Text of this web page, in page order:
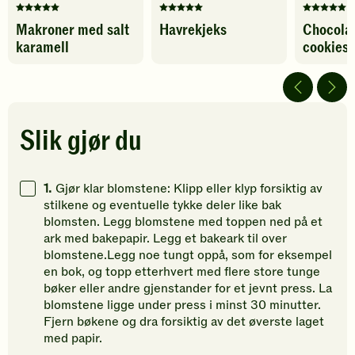
Denne
oppskriften
har
stjerner.
Klikk
å
gi
vurdering.
Makroner med salt
karamell
Denne
oppskriften
gi
din
vurdering.
Havrekjeks
Denne
har
5
av
gi
din
cookies
Slik gjør du
1. Gjør klar blomstene: Klipp eller klyp forsiktig av
stilkene og eventuelle tykke deler like bak
blomsten. Legg blomstene med toppen ned på et
ark med bakepapir. Legg et bakeark til over
blomstene.Legg noe tungt oppå, som for eksempel
en bok, og topp etterhvert med flere store tunge
bøker eller andre gjenstander for et jevnt press. La
blomstene ligge under press i minst 30 minutter.
Fjern bøkene og dra forsiktig av det øverste laget
med papir.